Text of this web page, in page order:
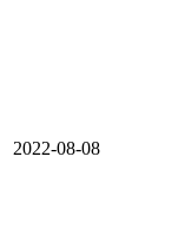
2022-08-08